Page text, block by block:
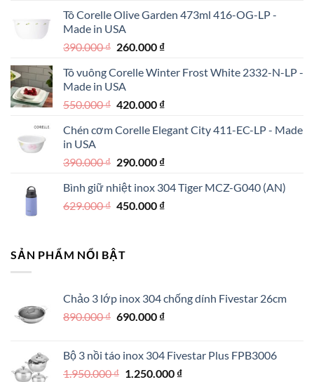
là:
135.000 ₫.
tại
105.000 ₫.
Tô Corelle Olive Garden 473ml 416-OG-LP -
Made in USA
390.000₫ Giá
là:
390.000 ₫.
260.000 ₫Giá
tại
260.000 ₫.
Tô vuông Corelle Winter Frost White 2332-N-LP -
Made in USA
550.000₫ Giá
là:
420.000 ₫Giá
tại
420.000 ₫.
Chén cơm Corelle Elegant City 411-EC-LP - Made
in USA
390.000₫ Giá
là:
390.000 ₫.
290.000 ₫Giá
tại
là:
Bình giữ nhiệt inox 304 Tiger MCZ-G040 (AN)
629.000₫ Giá
629.000 ₫.
450.000 ₫Giá
SẢN PHẨM NỔI BẬT
Chảo 3 lớp inox 304 chống dính Fivestar 26cm
890.000₫ Giá
890.000 ₫.
690.000 ₫Giá
là:
690.000 ₫.
Bộ 3 nồi táo inox 304 Fivestar Plus FPB3006
1.950.000₫ Giá
1.250.000 ₫Giá